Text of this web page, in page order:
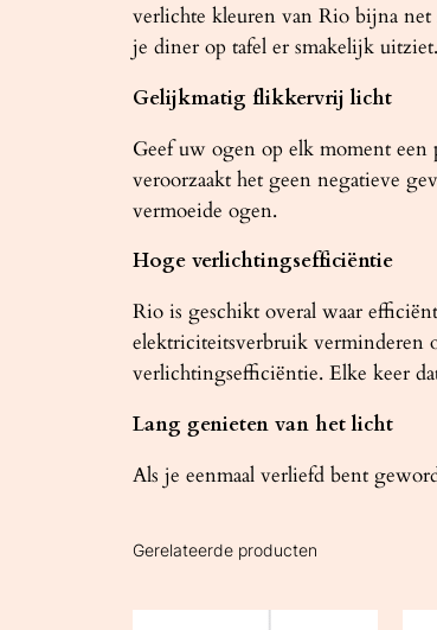
verlichte kleuren van Rio bijna
je diner op tafel er smakelijk uitziet.
Gelijkmatig flikkervrij licht
Geef uw ogen op elk moment
veroorzaakt het geen negatieve
vermoeide ogen.
Hoge verlichtingsefficiëntie
Rio is geschikt overal waar
elektriciteitsverbruik verminderen
verlichtingsefficiëntie. Elke keer
Lang genieten van het licht
Als je eenmaal verliefd bent
Gerelateerde producten